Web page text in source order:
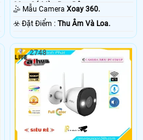
30m Có Màu Ban Ðêm.
🤹 Mẫu CameraXoay 360.
️☣️ Đặt Điểm :Thu Âm Và Loa.
2748